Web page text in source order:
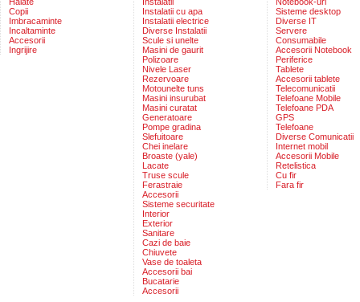
Copii
Imbracaminte
Incaltaminte
Accesorii
Ingrijire
Instalatii cu apa
Instalatii electrice
Diverse Instalatii
Scule si unelte
Masini de gaurit
Polizoare
Nivele Laser
Rezervoare
Motounelte tuns
Masini insurubat
Masini curatat
Generatoare
Pompe gradina
Slefuitoare
Chei inelare
Broaste (yale)
Lacate
Truse scule
Ferastraie
Accesorii
Sisteme securitate
Interior
Exterior
Sanitare
Cazi de baie
Chiuvete
Vase de toaleta
Accesorii bai
Bucatarie
Accesorii
Sisteme desktop
Diverse IT
Servere
Consumabile
Accesorii Notebook
Periferice
Tablete
Accesorii tablete
Telecomunicatii
Telefoane Mobile
Telefoane PDA
GPS
Telefoane
Diverse Comunicatii
Internet mobil
Accesorii Mobile
Retelistica
Cu fir
Fara fir